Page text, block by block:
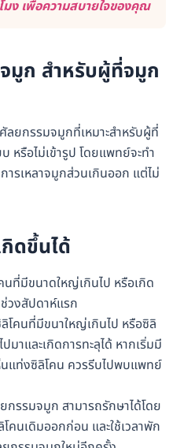
ง เพื่อความสบายใจของคุณ
มูก สำหรับผู้ที่จมูก
ยกรรมจมูกที่เหมาะสำหรับผู้ที่
หรือไม่เข้ารูป โดยแพทย์จะทำ
รเหลาจมูกส่วนเกินออก แต่ไม่
ดขึ้นได้
นที่มีขนาดใหญ่เกินไป หรือเกิด
วงสัปดาห์แรก
โคนที่มีขนาใหญ่เกินไป หรือซิลิ
มาและเกิดการทะลุได้ หากเริ่มมี
แท่งซิลิโคน ควรรีบไปพบแพทย์
รรมจมูก สามารถรักษาได้โดย
คนเดิมออกก่อน และใช้เวลาพัก